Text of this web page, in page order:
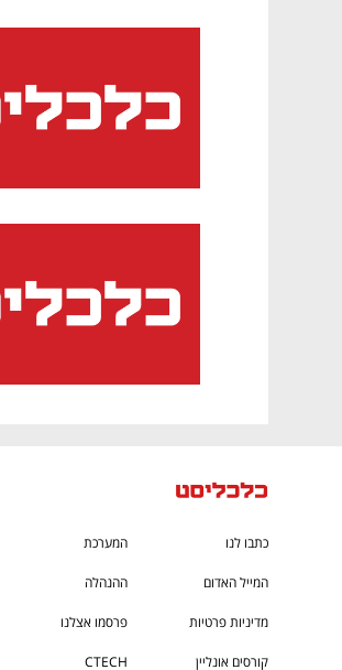
כתבו לנו המערכת
המייל האדום ההנהלה
מדיניות פרטיות פרסמו אצלנו
קורסים אונליין CTECH